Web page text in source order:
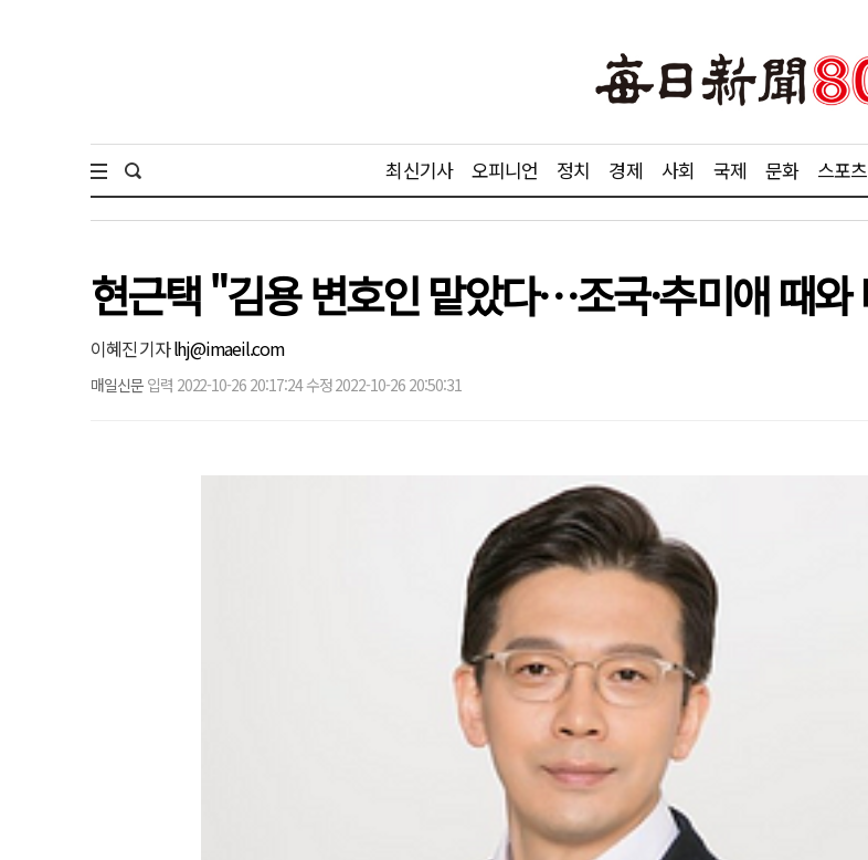
최신기사 오피니언 정치 경제 사회 국제 문화 스포츠
현근택 "김용 변호인 맡았다…조국·추미애 때
이혜진 기자lhj@imaeil.com
매일신문 입력 2022-10-26 20:17:24 수정 2022-10-26 20:50:31